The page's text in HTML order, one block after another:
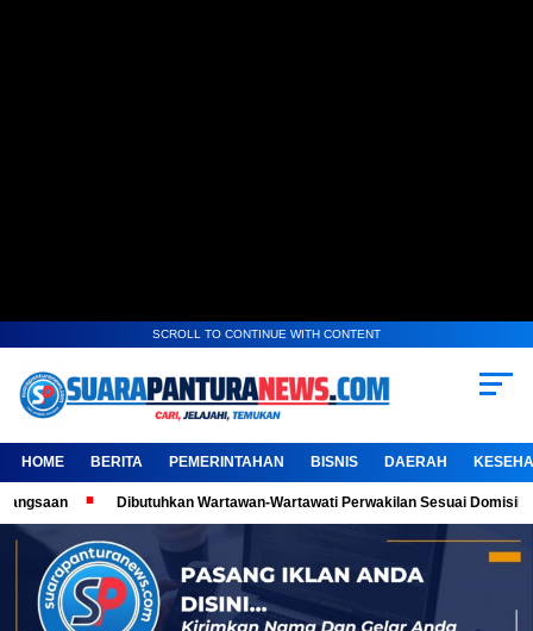
SCROLL TO CONTINUE WITH CONTENT
HOME BERITA PEMERINTAHAN BISNIS DAERAH
Dibutuhkan Wartawan-Wartawati Perwakilan Sesuai Domisili,